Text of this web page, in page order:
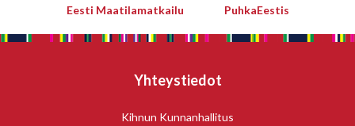
Eesti Maatilamatkailu
PuhkaEestis
Yhteystiedot
Kihnun Kunnanhallitus